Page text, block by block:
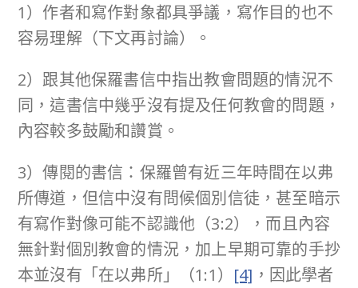
1）作者和寫作對象都具爭議，寫作目的也不
容易理解（下文再討論）。
2）跟其他保羅書信中指出教會問題的情況不
同，這書信中幾乎沒有提及任何教會的問題，
內容較多鼓勵和讚賞。
3）傳閱的書信：保羅曾有近三年時間在以弗
所傳道，但信中沒有問候個別信徒，甚至暗示
有寫作對像可能不認識他（3:2），而且內容
無針對個別教會的情況，加上早期可靠的手抄
本並沒有「在以弗所」（1:1） [4] ，因此學者